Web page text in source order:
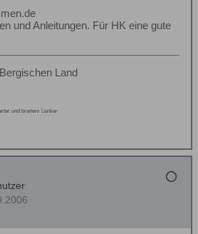
und Anleitungen. Für HK eine gute
Land
und breitem Lenker